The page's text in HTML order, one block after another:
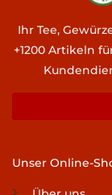
Ihr Tee,
+1200 Artikeln
Unser Online-